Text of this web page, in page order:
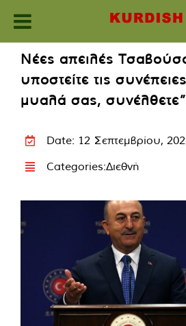
content
Νέες απειλές
υποστείτε τις
μυαλά σας, συνέλθετε”
Date: 12 Σεπτεμβρίου,
Categories:Διεθνή